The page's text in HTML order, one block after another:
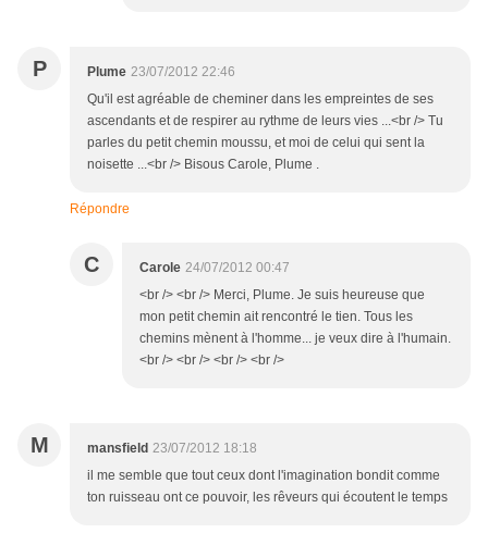
P Plume 23/07/2012 22:46
Qu'il est agréable de cheminer dans les empreintes de ses
ascendants et de respirer au rythme de leurs vies ...<br /> Tu
parles du petit chemin moussu, et moi de celui qui sent la
noisette ...<br /> Bisous Carole, Plume .
Répondre
C Carole 24/07/2012 00:47
<br /> <br /> Merci, Plume. Je suis heureuse que
mon petit chemin ait rencontré le tien. Tous les
chemins mènent à l'homme... je veux dire à l'humain.
<br /> <br /> <br /> <br />
M mansfield 23/07/2012 18:18
il me semble que tout ceux dont l'imagination bondit comme
ton ruisseau ont ce pouvoir, les rêveurs qui écoutent le temps